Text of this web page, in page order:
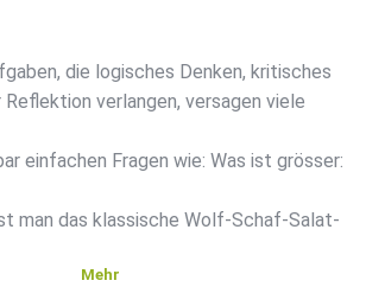
die logisches Denken, kritisches
verlangen, versagen viele
einfachen Fragen wie: Was ist grösser:
man das klassische Wolf-Schaf-Salat-
Mehr